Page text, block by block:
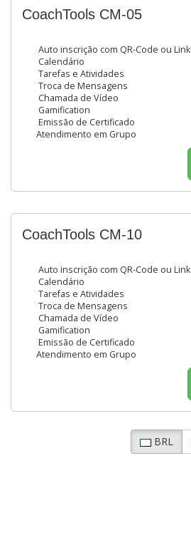
CoachTools CM-05
Auto inscrição com QR-Code ou Link
Calendário
Tarefas e Atividades
Troca de Mensagens
Chamada de Vídeo
Gamification
Emissão de Certificado
Atendimento em Grupo
CoachTools CM-10
Auto inscrição com QR-Code ou Link
Calendário
Tarefas e Atividades
Troca de Mensagens
Chamada de Vídeo
Gamification
Emissão de Certificado
Atendimento em Grupo
BRL